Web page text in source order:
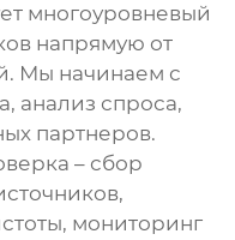
многоуровневый
напрямую от
. Мы начинаем с
анализ спроса,
партнеров.
– сбор
мониторинг